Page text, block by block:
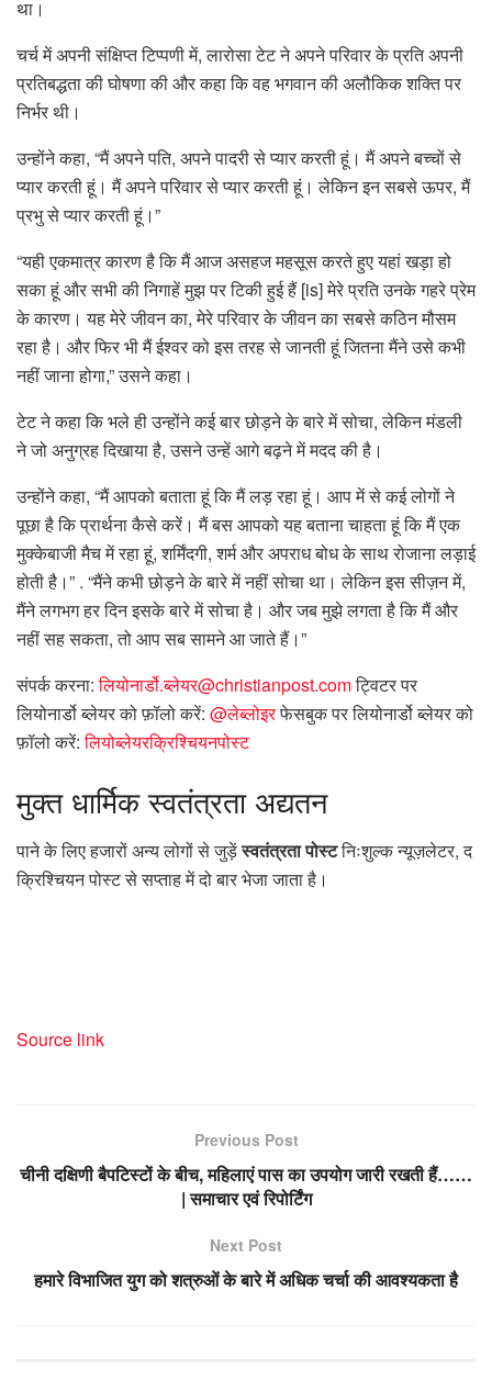
था।
चर्च में अपनी संक्षिप्त टिप्पणी में, लारोसा टेट ने अपने परिवार के प्रति अपनी
प्रतिबद्धता की घोषणा की और कहा कि वह भगवान की अलौकिक शक्ति पर
निर्भर थी।
उन्होंने कहा, “मैं अपने पति, अपने पादरी से प्यार करती हूं। मैं अपने बच्चों से
प्यार करती हूं। मैं अपने परिवार से प्यार करती हूं। लेकिन इन सबसे ऊपर, मैं
प्रभु से प्यार करती हूं।”
“यही एकमात्र कारण है कि मैं आज असहज महसूस करते हुए यहां खड़ा हो
सका हूं और सभी की निगाहें मुझ पर टिकी हुई हैं [is] मेरे प्रति उनके गहरे प्रेम
के कारण। यह मेरे जीवन का, मेरे परिवार के जीवन का सबसे कठिन मौसम
रहा है। और फिर भी मैं ईश्वर को इस तरह से जानती हूं जितना मैंने उसे कभी
नहीं जाना होगा,” उसने कहा।
टेट ने कहा कि भले ही उन्होंने कई बार छोड़ने के बारे में सोचा, लेकिन मंडली
ने जो अनुग्रह दिखाया है, उसने उन्हें आगे बढ़ने में मदद की है।
उन्होंने कहा, “मैं आपको बताता हूं कि मैं लड़ रहा हूं। आप में से कई लोगों ने
पूछा है कि प्रार्थना कैसे करें। मैं बस आपको यह बताना चाहता हूं कि मैं एक
मुक्केबाजी मैच में रहा हूं, शर्मिंदगी, शर्म और अपराध बोध के साथ रोजाना लड़ाई
होती है।” . “मैंने कभी छोड़ने के बारे में नहीं सोचा था। लेकिन इस सीज़न में,
मैंने लगभग हर दिन इसके बारे में सोचा है। और जब मुझे लगता है कि मैं और
नहीं सह सकता, तो आप सब सामने आ जाते हैं।”
संपर्क करना:लियोनार्डो.ब्लेयर@christianpost.comट्विटर पर
लियोनार्डो ब्लेयर को फ़ॉलो करें: @लेब्लोइरफेसबुक पर लियोनार्डो ब्लेयर को
फ़ॉलो करें:लियोब्लेयरक्रिश्चियनपोस्ट
मुक्तधार्मिक स्वतंत्रता अद्यतन
पाने के लिए हजारों अन्य लोगों से जुड़ेंस्वतंत्रता पोस्टनिःशुल्क न्यूज़लेटर, द
क्रिश्चियन पोस्ट से सप्ताह में दो बार भेजा जाता है।
Source link
Previous Post
चीनी दक्षिणी बैपटिस्टों के बीच, महिलाएं पास का उपयोग जारी रखती हैं……
| समाचार एवं रिपोर्टिंग
Next Post
हमारे विभाजित युग को शत्रुओं के बारे में अधिक चर्चा की आवश्यकता है